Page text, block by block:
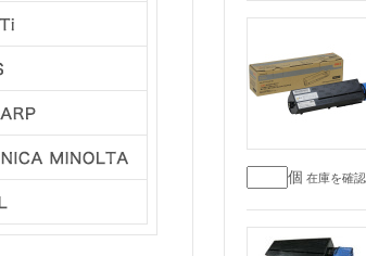
個 在庫を確